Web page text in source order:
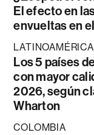
El efecto en
envueltas en
LATINOAMÉRICA
Los 5 países
con mayor
2026, según
Wharton
COLOMBIA